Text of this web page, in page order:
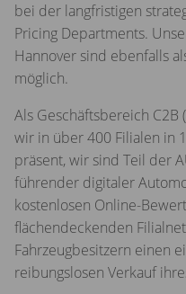
bei der langfristigen
Pricing Departments.
Hannover sind ebenfalls
möglich.
Als Geschäftsbereich
wir in über 400 Filialen in
präsent, wir sind Teil der
führender digitaler
kostenlosen Online-
flächendeckenden
Fahrzeugbesitzern einen
reibungslosen Verkauf